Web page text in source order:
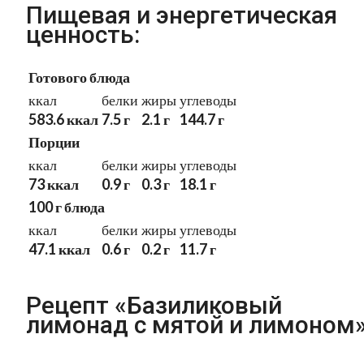
Пищевая и энергетическая
ценность:
Готового блюда
ккал
583.6 ккал
белки
7.5 г
жиры
2.1 г
углеводы
144.7 г
Порции
ккал
73 ккал
белки
0.9 г
жиры
0.3 г
углеводы
18.1 г
100 г блюда
ккал
47.1 ккал
белки
0.6 г
жиры
0.2 г
углеводы
11.7 г
Рецепт «Базиликовый
лимонад с мятой и